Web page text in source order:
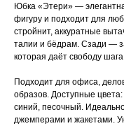
Юбка «Этери» —
фигуру и подходит для
стройнит, аккуратные
талии и бёдрам. Сзади —
которая даёт свободу
Подходит для офиса,
образов. Доступные
синий, песочный.
джемперами и жакетами.